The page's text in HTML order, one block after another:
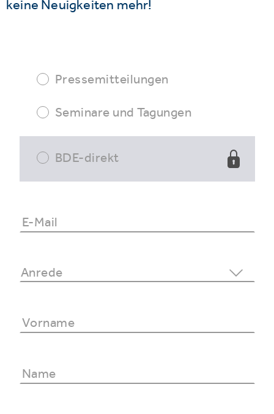
keine Neuigkeiten mehr!
Pressemitteilungen
Seminare und Tagungen
BDE-direkt